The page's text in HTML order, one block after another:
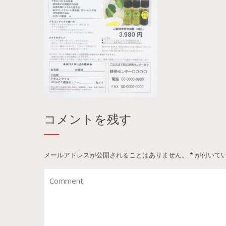
コメントを残す
メールアドレスが公開されることはありません。 * が付いて